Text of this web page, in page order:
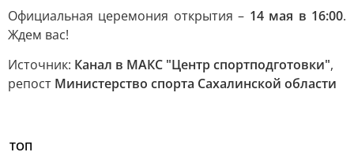
Официальная церемония открытия – 14 мая в 16:00.
Ждем вас!
Источник: Канал в МАКС "Центр спортподготовки",
репост Министерство спорта Сахалинской области
ТОП